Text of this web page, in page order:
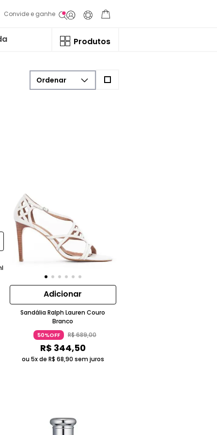
Convide e ganhe
Produtos
Adicionar
Sandália Ralph Lauren Couro
Branco
50%OFF R$689,00
R$ 344,50
ou 5x de R$ 68,90 sem juros